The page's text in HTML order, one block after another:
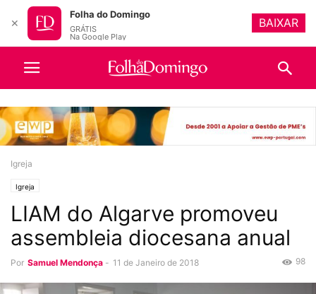
Igreja
Igreja
LIAM do Algarve promoveu
assembleia diocesana anual
Por Samuel Mendonça - 11 de Janeiro de 2018 98
✕
Folha do Domingo
GRÁTIS
Na Google Play
BAIXAR